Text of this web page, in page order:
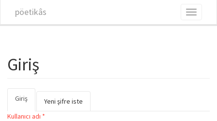
pöetikâs
Toggle
Giriş
Birincil sekmeler
Giriş
Yeni şifre iste
Kullanıcı adı *